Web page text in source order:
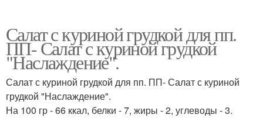
Салат с куриной грудкой для пп.
ПП- Салат с куриной грудкой
"Наслаждение".
Салат с куриной грудкой для пп. ПП- Салат с куриной
грудкой "Наслаждение".
На 100 гр - 66 ккал, белки - 7, жиры - 2, углеводы - 3.